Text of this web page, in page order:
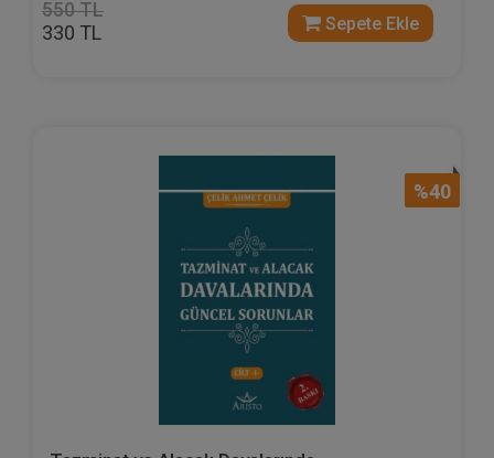
550 TL
330 TL Sepete Ekle
%40